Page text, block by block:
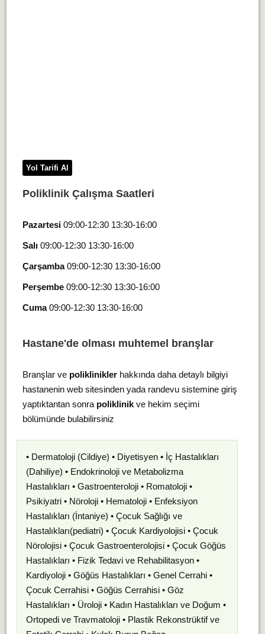
Yol Tarifi Al
Poliklinik Çalışma Saatleri
Pazartesi09:00-12:30 13:30-16:00
Salı09:00-12:30 13:30-16:00
Çarşamba09:00-12:30 13:30-16:00
Perşembe09:00-12:30 13:30-16:00
Cuma09:00-12:30 13:30-16:00
Hastane'de olması muhtemel branşlar
Branşlar ve polikliniklerhakkında daha detaylı bilgiyi
hastanenin web sitesinden yada randevu sistemine giriş
yaptıktantan sonra poliklinikve hekim seçimi
bölümünde bulabilirsiniz
• Dermatoloji (Cildiye) • Diyetisyen • İç Hastalıkları
(Dahiliye) • Endokrinoloji ve Metabolizma
Hastalıkları • Gastroenteroloji • Romatoloji •
Psikiyatri • Nöroloji • Hematoloji • Enfeksiyon
Hastalıkları (İntaniye) • Çocuk Sağlığı ve
Hastalıkları(pediatri) • Çocuk Kardiyolojisi • Çocuk
Nörolojisi • Çocuk Gastroenterolojisi • Çocuk Göğüs
Hastalıkları • Fizik Tedavi ve Rehabilitasyon •
Kardiyoloji • Göğüs Hastalıkları • Genel Cerrahi •
Çocuk Cerrahisi • Göğüs Cerrahisi • Göz
Hastalıkları • Üroloji • Kadın Hastalıkları ve Doğum •
Ortopedi ve Travmatoloji • Plastik Rekonstrüktif ve